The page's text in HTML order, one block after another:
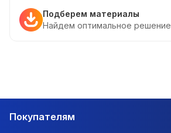
Подберем материалы
Найдем оптимальное решение
Покупателям